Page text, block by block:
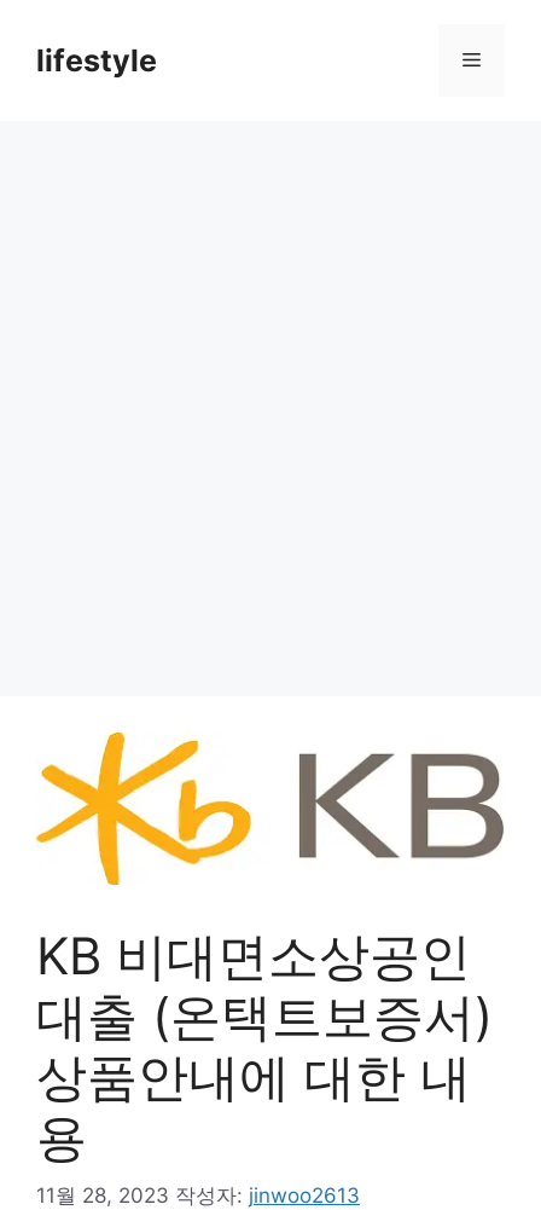
lifestyle 메
KB 비대면소상공인
대출 (온택트보증서)
상품안내에 대한 내
용
11월 28, 2023 작성자: jinwoo2613